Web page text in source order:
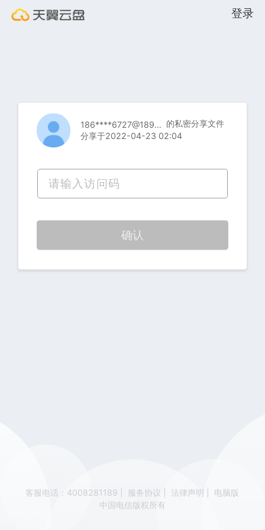
登录
186****6727@189.cn 的私密分享文件
分享于2022-04-23 02:04
确认
客服电话：4008281189 服务协议 法律声明
电脑版
中国电信版权所有